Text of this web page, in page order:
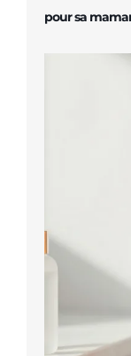
pour sa